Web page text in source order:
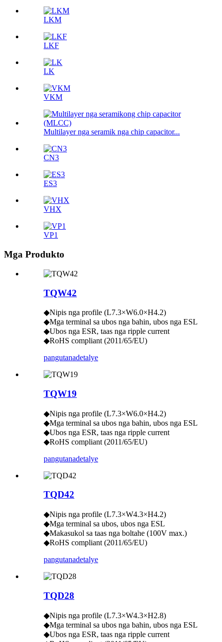
LKM
LKF
LK
VKM
Multilayer nga seramik nga chip capacitor...
CN3
ES3
VHX
VP1
Mga Produkto
TQW42
◆Nipis nga profile (L7.3×W6.0×H4.2)
◆Mga terminal sa ubos nga bahin, ubos nga ESL
◆Ubos nga ESR, taas nga ripple current
◆RoHS compliant (2011/65/EU)
pangutanadetalye
TQW19
◆Nipis nga profile (L7.3×W6.0×H4.2)
◆Mga terminal sa ubos nga bahin, ubos nga ESL
◆Ubos nga ESR, taas nga ripple current
◆RoHS compliant (2011/65/EU)
pangutanadetalye
TQD42
◆Nipis nga profile (L7.3×W4.3×H4.2)
◆Mga terminal sa ubos, ubos nga ESL
◆Makasukol sa taas nga boltahe (100V max.)
◆RoHS compliant (2011/65/EU)
pangutanadetalye
TQD28
◆Nipis nga profile (L7.3×W4.3×H2.8)
◆Mga terminal sa ubos nga bahin, ubos nga ESL
◆Ubos nga ESR, taas nga ripple current